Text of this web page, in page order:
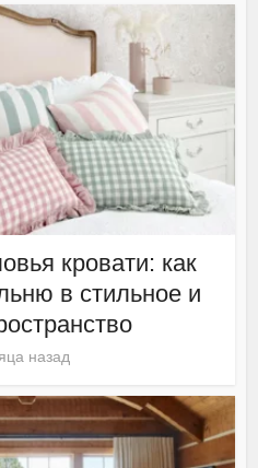
кровати: как
в стильное и
назад